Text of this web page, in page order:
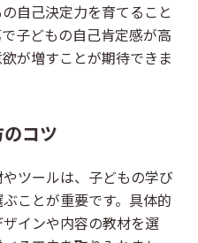
自己決定力を育てること
子どもの自己肯定感が高
が増すことが期待できま
コツ
ツールは、子どもの学び
ことが重要です。具体的
インや内容の教材を選